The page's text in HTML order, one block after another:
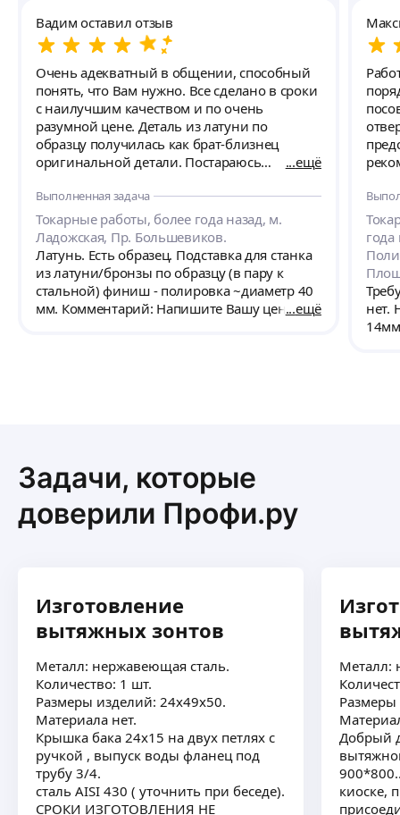
Вадим оставил отзыв
Очень адекватный в общении, способный
понять, что Вам нужно. Все сделано в сроки
с наилучшим качеством и по очень
разумной цене. Деталь из латуни по
образцу получилась как брат-близнец
оригинальной детали. Постараюсь
людей, которые любят свою работу!
ещё
Выполненная задача
Токарные работы, более года назад, м.
Ладожская, Пр. Большевиков.
Латунь. Есть образец. Подставка для станка
из латуни/бронзы по образцу (в пару к
стальной) финиш - полировка ~диаметр 40
мм. Комментарий: Напишите Вашу цену иещё
года
нет.
Задачи, которые
доверили Профи.ру
Изготовление
вытяжных зонтов
Металл: нержавеющая сталь.
Количество: 1 шт.
Размеры изделий: 24х49х50.
Материала нет.
Крышка бака 24х15 на двух петлях с
ручкой , выпуск воды фланец под
трубу 3/4.
сталь АISI 430 ( уточнить при беседе).
СРОКИ ИЗГОТОВЛЕНИЯ НЕ
Металл:
Добрый
киоске,